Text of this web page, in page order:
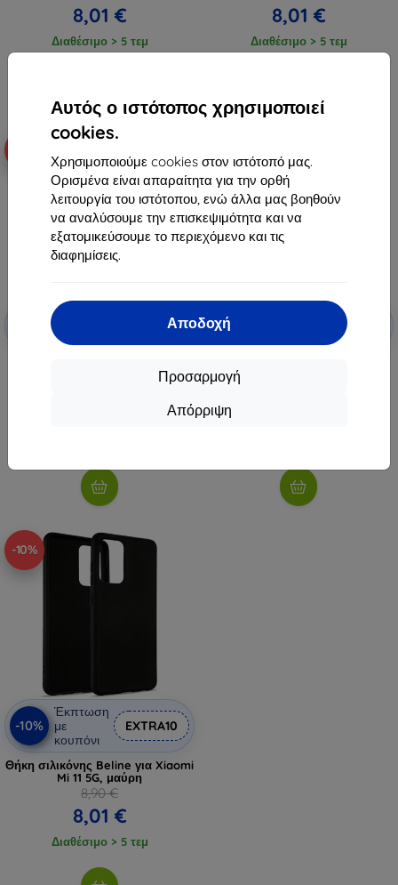
Αυτός ο ιστότοπος χρησιμοποιεί
cookies.
Χρησιμοποιούμε cookies στον ιστότοπό μας.
Ορισμένα είναι απαραίτητα για την ορθή
λειτουργία του ιστότοπου, ενώ άλλα μας βοηθούν
να αναλύσουμε την επισκεψιμότητα και να
εξατομικεύσουμε το περιεχόμενο και τις
διαφημίσεις.
Αποδοχή
Προσαρμογή
Απόρριψη
8,01 €
Διαθέσιμο > 5 τεμ
8,01 €
Διαθέσιμο > 5 τεμ
Έκπτωση
κουπόνι
EXTRA10 -10% EXTRA10
-10%
-10%
Έκπτωση
με
κουπόνι
EXTRA10
Θήκη σιλικόνης Beline για Xiaomi
Mi 11 5G, μαύρη
8,90 €
8,01 €
Διαθέσιμο > 5 τεμ